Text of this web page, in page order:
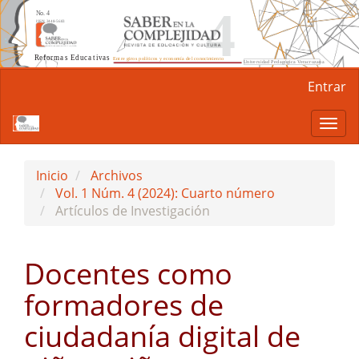
Contenido
principal
Barra
Entrar
Inicio
Archivos
Vol. 1 Núm. 4 (2024): Cuarto número
Artículos de Investigación
Docentes como
formadores de
ciudadanía digital de